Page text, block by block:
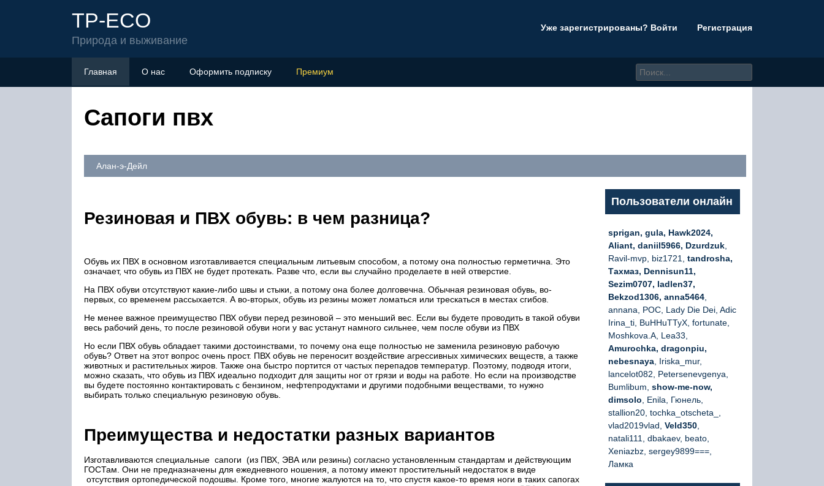
TP-ECO
Природа и выживание
Уже зарегистрированы? Войти Регистрация
Главная О нас Оформить подписку Премиум
Сапоги пвх
Алан-э-Дейл
Резиновая и ПВХ обувь: в чем разница?
Обувь их ПВХ в основном изготавливается специальным литьевым способом, а потому она полностью герметична. Это
означает, что обувь из ПВХ не будет протекать. Разве что, если вы случайно проделаете в ней отверстие.
На ПВХ обуви отсутствуют какие-либо швы и стыки, а потому она более долговечна. Обычная резиновая обувь, во-
первых, со временем рассыхается. А во-вторых, обувь из резины может ломаться или трескаться в местах сгибов.
Не менее важное преимущество ПВХ обуви перед резиновой – это меньший вес. Если вы будете проводить в такой обуви
весь рабочий день, то после резиновой обуви ноги у вас устанут намного сильнее, чем после обуви из ПВХ
Но если ПВХ обувь обладает такими достоинствами, то почему она еще полностью не заменила резиновую рабочую
обувь? Ответ на этот вопрос очень прост. ПВХ обувь не переносит воздействие агрессивных химических веществ, а также
животных и растительных жиров. Также она быстро портится от частых перепадов температур. Поэтому, подводя итоги,
можно сказать, что обувь из ПВХ идеально подходит для защиты ног от грязи и воды на работе. Но если на производстве
вы будете постоянно контактировать с бензином, нефтепродуктами и другими подобными веществами, то нужно
выбирать только специальную резиновую обувь.
Преимущества и недостатки разных вариантов
Изготавливаются специальные сапоги (из ПВХ, ЭВА или резины) согласно установленным стандартам и действующим
ГОСТам. Они не предназначены для ежедневного ношения, а потому имеют простительный недостаток в виде
отсутствия ортопедической подошвы. Кроме того, многие жалуются на то, что спустя какое-то время ноги в таких сапогах
Пользователи онлайн
sprigan, gula, Hawk2024,
Aliant, daniil5966, Dzurdzuk
Ravil-mvp, biz1721, tandrosha,
Тахмаз, Dennisun11,
Sezim0707, ladlen37,
Bekzod1306, anna5464
annana, РОС, Lady Die Dei, Adic
Irina_ti, BuHHuTTyX, fortunate,
Moshkova.A, Lea33,
Amurochka, dragonpiu,
nebesnaya , Iriska_mur,
lancelot082, Petersenevgenya,
Bumlibum, show-me-now,
dimsolo , Enila, Гюнель,
stallion20, tochka_otscheta_,
vlad2019vlad, Veld350
natali111, dbakaev, beato,
Xeniazbz, sergey9899===,
Ламка